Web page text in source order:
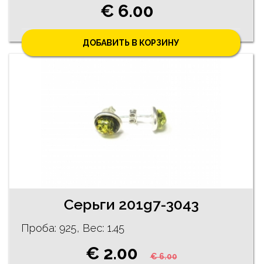
€ 6.00
ДОБАВИТЬ В КОРЗИНУ
Ceрьги 201g7-3043
Проба: 925, Bес: 1.45
€ 2.00€ 6.00